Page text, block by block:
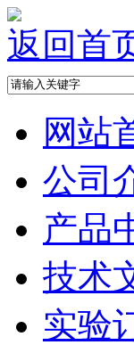
返回首
网站
公司
产品
技术
实验